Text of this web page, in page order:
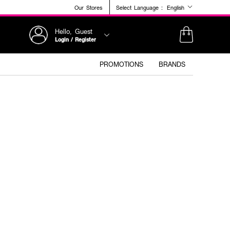
Our Stores Select Language : English
Hello, Guest
Login / Register
PROMOTIONS BRANDS